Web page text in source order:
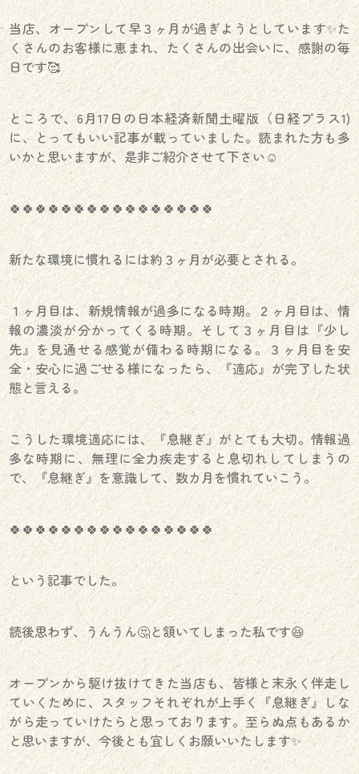
当店、オープンして早３ヶ月が過ぎようとしています✨た
くさんのお客様に恵まれ、たくさんの出会いに、感謝の毎
日です🥰
ところで、6月17日の日本経済新聞土曜版（日経プラス1)
に、とってもいい記事が載っていました。読まれた方も多
いかと思いますが、是非ご紹介させて下さい☺️
🍀🍀🍀🍀🍀🍀🍀🍀🍀🍀🍀🍀🍀🍀🍀🍀
新たな環境に慣れるには約３ヶ月が必要とされる。
１ヶ月目は、新規情報が過多になる時期。２ヶ月目は、情
報の濃淡が分かってくる時期。そして３ヶ月目は『少し
先』を見通せる感覚が備わる時期になる。３ヶ月目を安
全・安心に過ごせる様になったら、『適応』が完了した状
態と言える。
こうした環境適応には、『息継ぎ』がとても大切。情報過
多な時期に、無理に全力疾走すると息切れしてしまうの
で、『息継ぎ』を意識して、数カ月を慣れていこう。
🍀🍀🍀🍀🍀🍀🍀🍀🍀🍀🍀🍀🍀🍀🍀🍀
という記事でした。
読後思わず、うんうん🤔と頷いてしまった私です😆
オープンから駆け抜けてきた当店も、皆様と末永く伴走し
ていくために、スタッフそれぞれが上手く『息継ぎ』しな
がら走っていけたらと思っております。至らぬ点もあるか
と思いますが、今後とも宜しくお願いいたします✨